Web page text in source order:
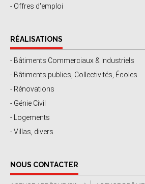
- Offres d'emploi
RÉALISATIONS
- Bâtiments Commerciaux & Industriels
- Bâtiments publics, Collectivités, Écoles
- Rénovations
- Génie Civil
- Logements
- Villas, divers
NOUS CONTACTER